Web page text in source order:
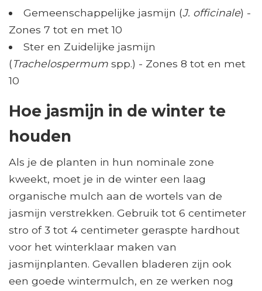
Gemeenschappelijke jasmijn (J. officinale) -
Zones 7 tot en met 10
Ster en Zuidelijke jasmijn
(Trachelospermum spp.) - Zones 8 tot en met
10
Hoe jasmijn in de winter te
houden
Als je de planten in hun nominale zone
kweekt, moet je in de winter een laag
organische mulch aan de wortels van de
jasmijn verstrekken. Gebruik tot 6 centimeter
stro of 3 tot 4 centimeter geraspte hardhout
voor het winterklaar maken van
jasmijnplanten. Gevallen bladeren zijn ook
een goede wintermulch, en ze werken nog